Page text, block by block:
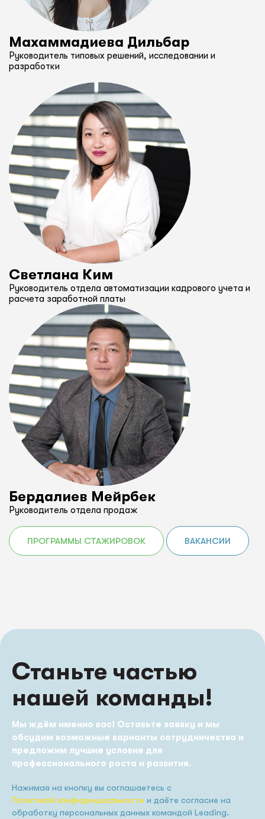
Махаммадиева Дильбар
Руководитель типовых решений, исследовании и
разработки
Светлана Ким
Руководитель отдела автоматизации кадрового учета и
расчета заработной платы
Бердалиев Мейрбек
Руководитель отдела продаж
ПРОГРАММЫ СТАЖИРОВОК ВАКАНСИИ
Станьте частью
нашей команды!
Мы ждём именно вас! Оставьте заявку и мы
обсудим возможные варианты сотрудничества и
предложим лучшие условия для
профессионального роста и развития.
Нажимая на кнопку вы соглашаетесь с
Политикой конфиденциальности и даёте согласие на
обработку персональных данных командой Leading.